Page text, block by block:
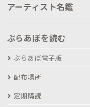
アーティスト名鑑
ぶらあぼを読む
ぶらあぼ電子版
配布場所
定期購読